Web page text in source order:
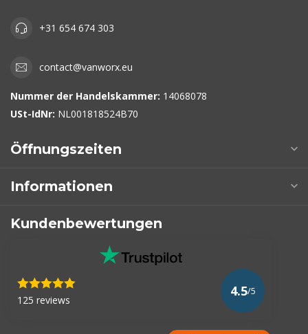
+31 654 674 303
contact@vanworx.eu
Nummer der Handelskammer: 14068078
USt-IdNr: NL001818524B70
Öffnungszeiten
Informationen
Kundenbewertungen
125 reviews
4.5/5